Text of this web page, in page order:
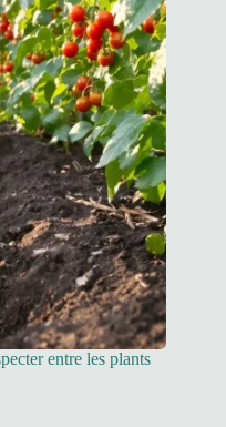
entre les plants